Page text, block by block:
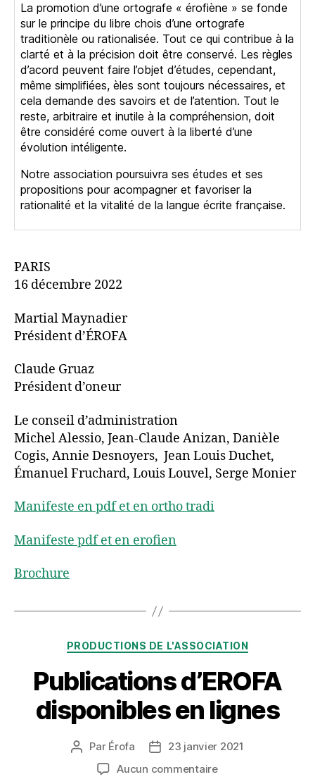
La promotion d’une ortografe « érofiène » se fonde
sur le principe du libre chois d’une ortografe
traditionèle ou rationalisée. Tout ce qui contribue à la
clarté et à la précision doit être conservé. Les règles
d’acord peuvent faire l’objet d’études, cependant,
même simplifiées, èles sont toujours nécessaires, et
cela demande des savoirs et de l’atention. Tout le
reste, arbitraire et inutile à la compréhension, doit
être considéré come ouvert à la liberté d’une
évolution intéligente.
Notre association poursuivra ses études et ses
propositions pour acompagner et favoriser la
rationalité et la vitalité de la langue écrite française.
PARIS
16 décembre 2022
Martial Maynadier
Président d’ÉROFA
Claude Gruaz
Président d’oneur
Le conseil d’administration
Michel Alessio, Jean-Claude Anizan, Danièle
Cogis, Annie Desnoyers, Jean Louis Duchet,
Émanuel Fruchard, Louis Louvel, Serge Monier
Manifeste en pdf et en ortho tradi
Manifeste pdf et en erofien
Brochure
Catégories
PRODUCTIONS DE L'ASSOCIATION
Publications d’EROFA
disponibles en lignes
Auteur
l’article
Par Érofa
Date23 janvier 2021
Aucun commentairesur